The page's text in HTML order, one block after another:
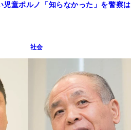
児童ポルノ「知らなかった」を警察は
社会